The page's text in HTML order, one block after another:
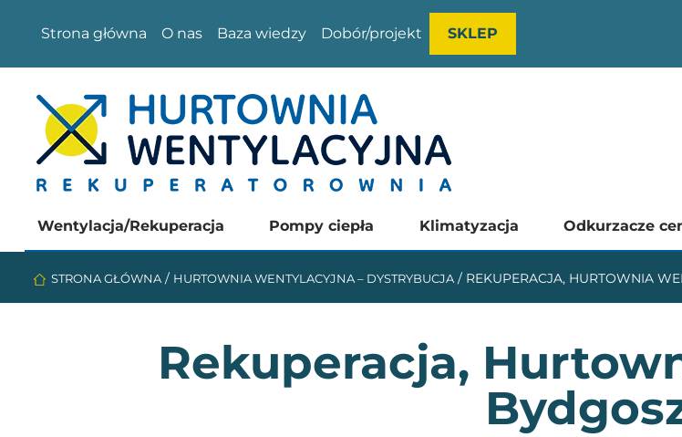
Strona główna O nas Baza wiedzy Dobór/projekt SKLEP
Wentylacja/Rekuperacja Pompy ciepła Klimatyzacja Odkurzacze
STRONA GŁÓWNA / HURTOWNIA WENTYLACYJNA – DYSTRYBUCJA / REKUPERACJA, HURTOWNIA
Rekuperacja,